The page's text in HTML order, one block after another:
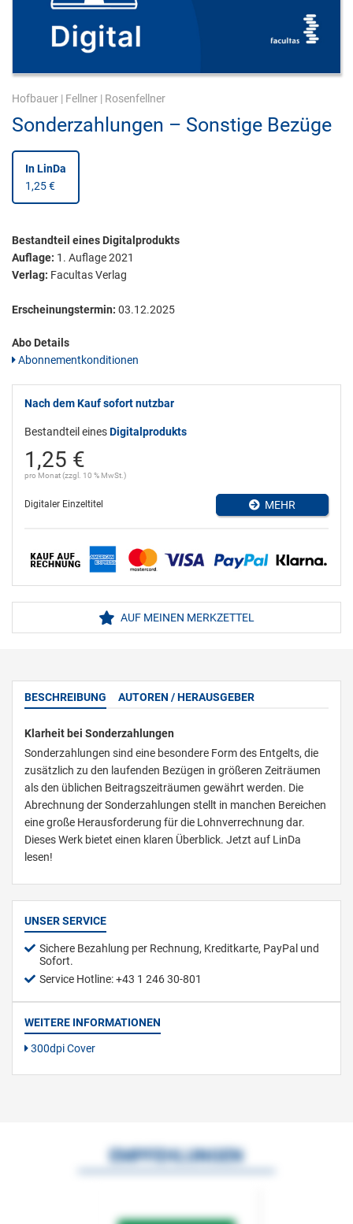
Hofbauer | Fellner | Rosenfellner
Sonderzahlungen – Sonstige Bezüge
In LinDa
1,25 €
Bestandteil eines Digitalprodukts
Auflage: 1. Auflage 2021
Verlag: Facultas Verlag
Erscheinungstermin: 03.12.2025
Abo Details
Abonnementkonditionen
Nach dem Kauf sofort nutzbar
Bestandteil einesDigitalprodukts
1,25 €
pro Monat (zzgl. 10 % MwSt.)
Digitaler Einzeltitel MEHR
AUF MEINEN MERKZETTEL
BESCHREIBUNG AUTOREN / HERAUSGEBER
Klarheit bei Sonderzahlungen
Sonderzahlungen sind eine besondere Form des Entgelts, die
zusätzlich zu den laufenden Bezügen in größeren Zeiträumen
als den üblichen Beitragszeiträumen gewährt werden. Die
Abrechnung der Sonderzahlungen stellt in manchen Bereichen
eine große Herausforderung für die Lohnverrechnung dar.
Dieses Werk bietet einen klaren Überblick. Jetzt auf LinDa
lesen!
UNSER SERVICE
Sichere Bezahlung per Rechnung, Kreditkarte, PayPal und
Sofort.
Service Hotline: +43 1 246 30-801
WEITERE INFORMATIONEN
300dpi Cover
EMPFEHLUNGEN